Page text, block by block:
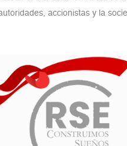
accionistas y la